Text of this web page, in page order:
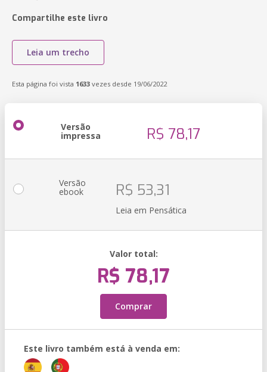
Compartilhe este livro
Leia um trecho
Esta página foi vista 1633 vezes desde 19/06/2022
Versão
impressa R$ 78,17
Versão
ebook R$ 53,31
Leia em Pensática
Valor total:
R$ 78,17
Comprar
Este livro também está à venda em: